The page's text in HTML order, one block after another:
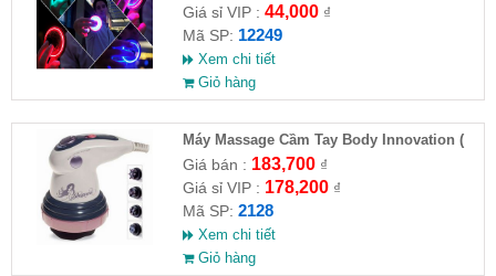
Giá sỉ VIP : 44,000₫
Mã SP: 12249
Xem chi tiết
Giỏ hàng
Máy Massage Cầm Tay Body Innovation (
HĐ )
Giá bán : 183,700₫
Giá sỉ VIP : 178,200₫
Mã SP: 2128
Xem chi tiết
Giỏ hàng